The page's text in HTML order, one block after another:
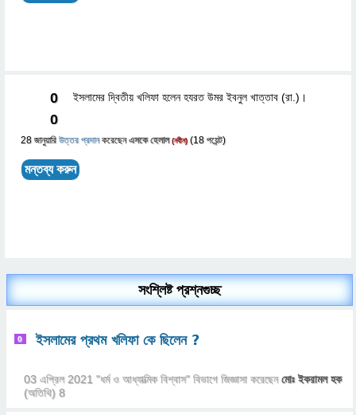
0
0
ইসলামের দ্বিতীয় খলিফা হলেন হযরত উমর ইবনুল খাত্তাব (রা.)।
28 জানুয়ারি উত্তর প্রদান করেছেনএসকে হেলাল (নবীন) (18 পয়েন্ট)
সংশ্লিষ্ট প্রশ্নগুচ্ছ
0 ইসলামের প্রথম খলিফা কে ছিলেন ?
03 এপ্রিল 2021 "ধর্ম ও আধ্যাত্মিক বিশ্বাস" বিভাগে জিজ্ঞাসাকরেছেনমোঃ ইকরামল হক
(অতিথি) 8